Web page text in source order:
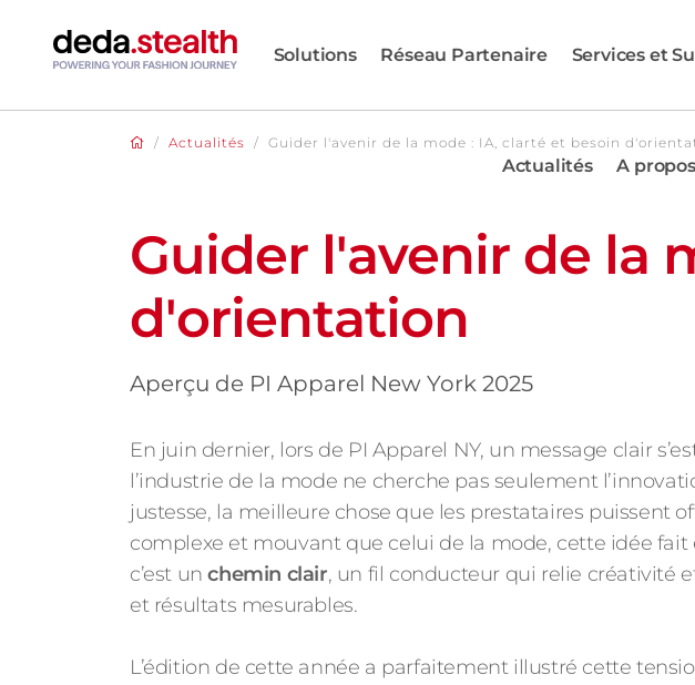
Solutions Réseau Partenaire Services et
Actualités A
/ Actualités / Guider l'avenir de la mode : IA, clarté et besoin
Guider l'avenir de la
d'orientation
Aperçu de PI Apparel New York 2025
En juin dernier, lors de PI Apparel NY, un message clair
l’industrie de la mode ne cherche pas seulement
justesse, la meilleure chose que les prestataires puissent
complexe et mouvant que celui de la mode, cette idée
c’est unchemin clair, un fil conducteur qui relie créativité
et résultats mesurables.
L’édition de cette année a parfaitement illustré cette